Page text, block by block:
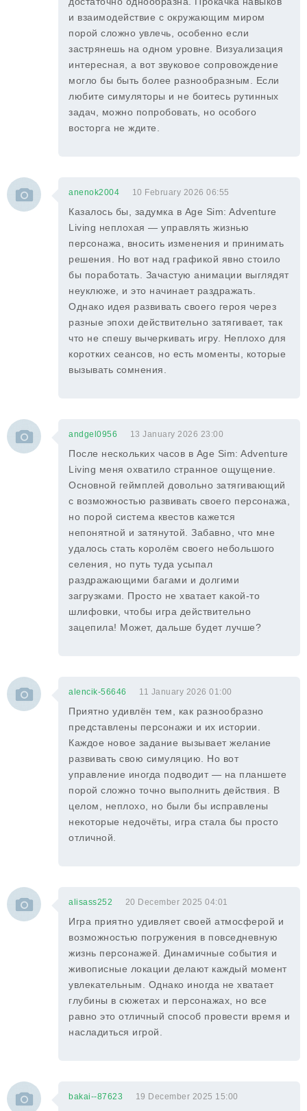
и взаимодействие с окружающим миром
порой сложно увлечь, особенно если
застрянешь на одном уровне. Визуализация
интересная, а вот звуковое сопровождение
могло бы быть более разнообразным. Если
любите симуляторы и не боитесь рутинных
задач, можно попробовать, но особого
восторга не ждите.
anenok2004 10 February 2026 06:55
Казалось бы, задумка в Age Sim: Adventure
Living неплохая — управлять жизнью
персонажа, вносить изменения и принимать
решения. Но вот над графикой явно стоило
бы поработать. Зачастую анимации выглядят
неуклюже, и это начинает раздражать.
Однако идея развивать своего героя через
разные эпохи действительно затягивает, так
что не спешу вычеркивать игру. Неплохо для
коротких сеансов, но есть моменты, которые
вызывать сомнения.
andgel0956 13 January 2026 23:00
После нескольких часов в Age Sim: Adventure
Living меня охватило странное ощущение.
Основной геймплей довольно затягивающий
с возможностью развивать своего персонажа,
но порой система квестов кажется
непонятной и затянутой. Забавно, что мне
удалось стать королём своего небольшого
селения, но путь туда усыпал
раздражающими багами и долгими
загрузками. Просто не хватает какой-то
шлифовки, чтобы игра действительно
зацепила! Может, дальше будет лучше?
alencik-56646 11 January 2026 01:00
Приятно удивлён тем, как разнообразно
представлены персонажи и их истории.
Каждое новое задание вызывает желание
развивать свою симуляцию. Но вот
управление иногда подводит — на планшете
порой сложно точно выполнить действия. В
целом, неплохо, но были бы исправлены
некоторые недочёты, игра стала бы просто
отличной.
alisass252 20 December 2025 04:01
Игра приятно удивляет своей атмосферой и
возможностью погружения в повседневную
жизнь персонажей. Динамичные события и
живописные локации делают каждый момент
увлекательным. Однако иногда не хватает
глубины в сюжетах и персонажах, но все
равно это отличный способ провести время и
насладиться игрой.
bakai--87623 19 December 2025 15:00